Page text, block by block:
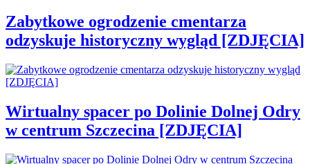
Zabytkowe ogrodzenie cmentarza
odzyskuje historyczny wygląd [ZDJĘCIA]
Wirtualny spacer po Dolinie Dolnej Odry
w centrum Szczecina [ZDJĘCIA]